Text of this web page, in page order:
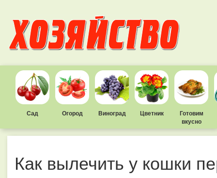
Сад Огород Виноград Цветник
Готовим
вкусно
Как вылечить у кошки